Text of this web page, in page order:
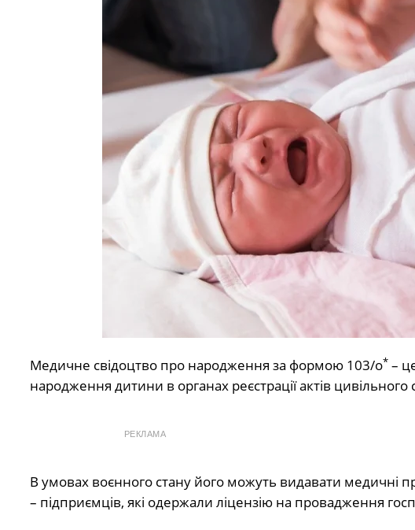
Медичне свідоцтво про народження за формою 103/о*–
народження дитини в органах реєстрації актів цивільного
РЕКЛАМА
В умовах воєнного стану його можуть видавати медичні
– підприємців, які одержали ліцензію на провадження